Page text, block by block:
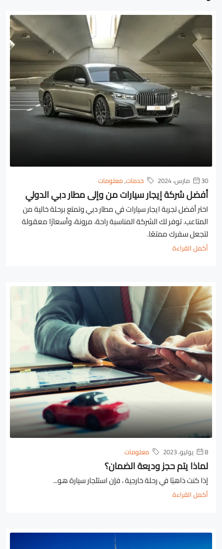
30 مارس، 2024 خدمات,معلومات
أفضل شركة إيجار سيارات من وإلى مطار دبي الدولي
اختر أفضل تجربة ايجار سيارات في مطار دبي وتمتع برحلة خالية من
المتاعب. توفر لك الشركة المناسبة راحة، مرونة، وأسعارًا معقولة
لتجعل سفرك ممتعًا.
أكمل القراءة
8 يوليو، 2023 معلومات
لماذا يتم حجز وديعة الضمان؟
إذا كنت ذاهبًا في رحلة خارجية ، فإن استئجار سيارة هو...
أكمل القراءة